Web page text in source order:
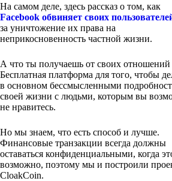
На самом деле, здесь рассказ о том, как
Facebook обвиняет своих
за уничтожение их права на
неприкосновенность частной жизни.
А что ты получаешь от своих отношений
Бесплатная платформа для того, чтобы
в основном бессмысленными
своей жизни с людьми, которым вы
не нравитесь.
Но мы знаем, что есть способ и лучше.
Финансовые транзакции всегда должны
оставаться конфиденциальными, когда
возможно, поэтому мы и построили
CloakCoin.